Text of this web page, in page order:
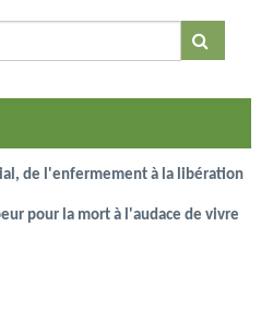
de l'enfermement à la libération
pour la mort à l'audace de vivre